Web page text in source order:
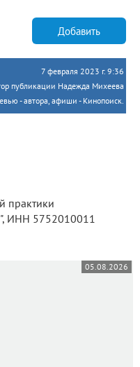
Добавить
7 февраля 2023 г. 9:36
публикации Надежда Михеева
- автора, афиши - Кинопоиск.
ИНН 5752010011
05.08.2026